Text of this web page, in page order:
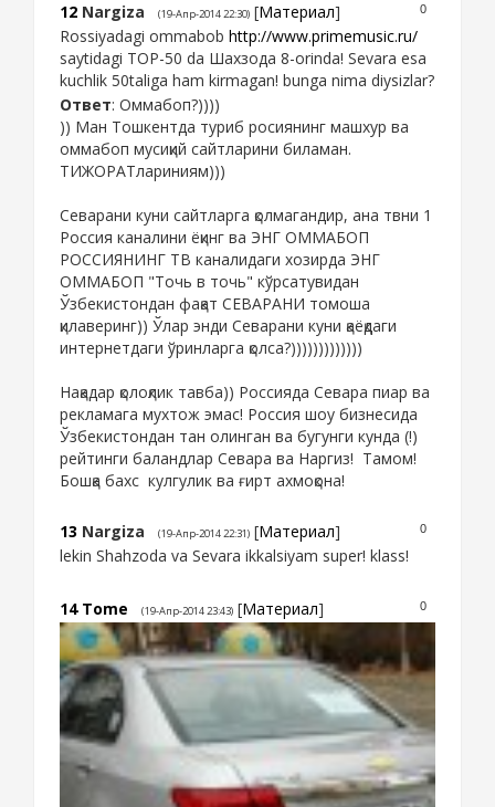
0
12 Nargiza (19-Апр-2014 22:30) [Материал]
Rossiyadagi ommabob http://www.primemusic.ru/
saytidagi TOP-50 da Шахзода 8-orinda! Sevara esa
kuchlik 50taliga ham kirmagan! bunga nima diysizlar?
Ответ: Оммабоп?))))
)) Ман Тошкентда туриб росиянинг машхур ва
оммабоп мусиқий сайтларини биламан.
ТИЖОРАТлариниям)))
Севарани куни сайтларга қолмагандир, ана твни 1
Россия каналини ёқинг ва ЭНГ ОММАБОП
РОССИЯНИНГ ТВ каналидаги хозирда ЭНГ
ОММАБОП "Точь в точь" кўрсатувидан
Ўзбекистондан фақат СЕВАРАНИ томоша
қилаверинг)) Ўлар энди Севарани куни қаёқдаги
интернетдаги ўринларга қолса?)))))))))))))
Нақадар қолоқлик тавба)) Россияда Севара пиар ва
рекламага мухтож эмас! Россия шоу бизнесида
Ўзбекистондан тан олинган ва бугунги кунда (!)
рейтинги баландлар Севара ва Наргиз! Тамом!
Бошқа бахс кулгулик ва ғирт ахмоқона!
0
13 Nargiza (19-Апр-2014 22:31) [Материал]
lekin Shahzoda va Sevara ikkalsiyam super! klass!
0
14 Tome (19-Апр-2014 23:43) [Материал]